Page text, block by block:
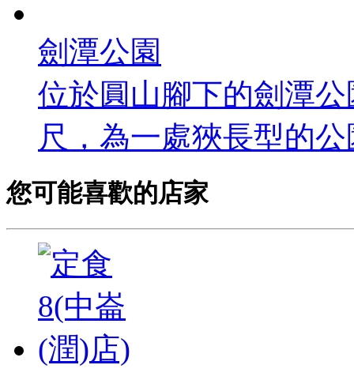
劍潭公園
位於圓山腳下的劍潭
尺，為一處狹長型的
您可能喜歡的店家